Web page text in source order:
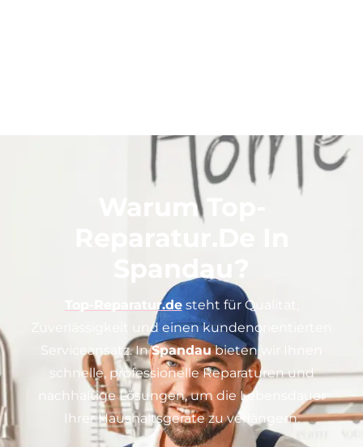
Warum Top-
Spandau?
Top-Reparatur.desteht für Qualität,
Zuverlässigkeit und einen kundenorientierten
Serviceansatz. InSpandaubieten wir Ihnen
schnelle, professionelle Reparaturen und
nachhaltige Lösungen, um die Lebensdauer
Ihrer Haushaltsgeräte zu verlängern.